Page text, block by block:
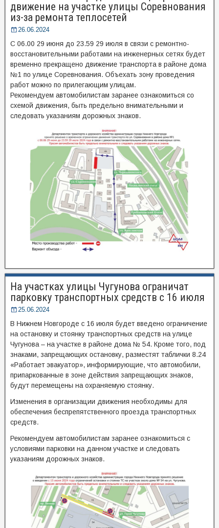
движение на участке улицы Соревнования
из-за ремонта теплосетей
26.06.2024
С 06.00 29 июня до 23.59 29 июля в связи с ремонтно-
восстановительными работами на инженерных сетях будет
временно прекращено движение транспорта в районе дома
№1 по улице Соревнования. Объехать зону проведения
работ можно по прилегающим улицам.
Рекомендуем автомобилистам заранее ознакомиться со
схемой движения, быть предельно внимательными и
следовать указаниям дорожных знаков.
На участках улицы Чугунова ограничат
парковку транспортных средств с 16 июля
25.06.2024
В Нижнем Новгороде с 16 июля будет введено ограничение
на остановку и стоянку транспортных средств на улице
Чугунова – на участке в районе дома № 54. Кроме того, под
знаками, запрещающих остановку, разместят таблички 8.24
«Работает эвакуатор», информирующие, что автомобили,
припаркованные в зоне действия запрещающих знаков,
будут перемещены на охраняемую стоянку.
Изменения в организации движения необходимы для
обеспечения беспрепятственного проезда транспортных
средств.
Рекомендуем автомобилистам заранее ознакомиться с
условиями парковки на данном участке и следовать
указаниям дорожных знаков.